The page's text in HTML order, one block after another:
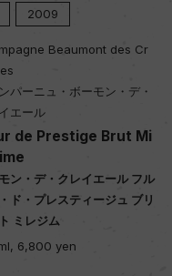
2009
Beaumont des Cr
パーニュ・ボーモン・デ・
エール
de Prestige Brut Mi
ン・デ・クレイエール フル
ド・プレスティージュ ブリ
ミレジム
6,800 yen